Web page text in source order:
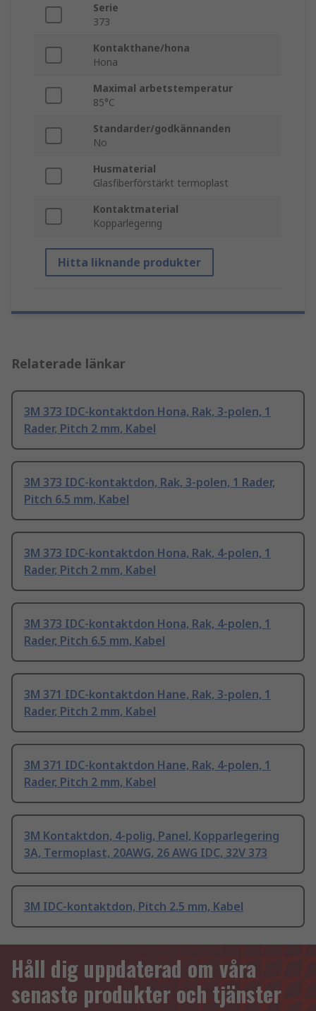
Serie
373
Kontakthane/hona
Hona
Maximal arbetstemperatur
85°C
Standarder/godkännanden
No
Husmaterial
Glasfiberförstärkt termoplast
Kontaktmaterial
Kopparlegering
Hitta liknande produkter
Relaterade länkar
3M 373 IDC-kontaktdon Hona, Rak, 3-polen, 1
Rader, Pitch 2 mm, Kabel
3M 373 IDC-kontaktdon, Rak, 3-polen, 1 Rader,
Pitch 6.5 mm, Kabel
3M 373 IDC-kontaktdon Hona, Rak, 4-polen, 1
Rader, Pitch 2 mm, Kabel
3M 373 IDC-kontaktdon Hona, Rak, 4-polen, 1
Rader, Pitch 6.5 mm, Kabel
3M 371 IDC-kontaktdon Hane, Rak, 3-polen, 1
Rader, Pitch 2 mm, Kabel
3M 371 IDC-kontaktdon Hane, Rak, 4-polen, 1
Rader, Pitch 2 mm, Kabel
3M Kontaktdon, 4-polig, Panel, Kopparlegering
3A, Termoplast, 20AWG, 26 AWG IDC, 32V 373
3M IDC-kontaktdon, Pitch 2.5 mm, Kabel
Håll dig uppdaterad om våra
senaste produkter och tjänster